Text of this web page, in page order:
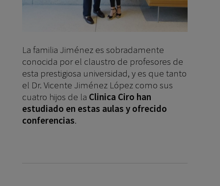
La familia Jiménez es sobradamente
conocida por el claustro de profesores de
esta prestigiosa universidad, y es que tanto
el Dr. Vicente Jiménez López como sus
cuatro hijos de la Clinica Ciro han
estudiado en estas aulas y ofrecido
conferencias.